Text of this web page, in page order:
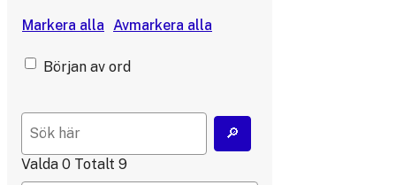
Början av ord
Valda 0 Totalt 9